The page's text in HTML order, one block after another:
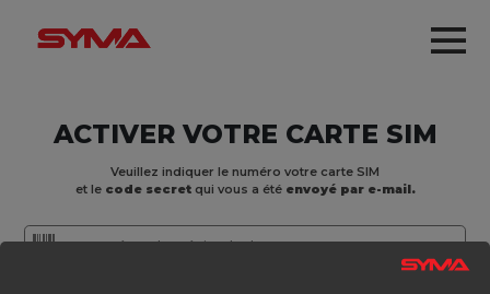
ACTIVER VOTRE CARTE SIM
Veuillez indiquer le numéro votre carte SIM
et le code secretqui vous a été envoyé par e-mail.